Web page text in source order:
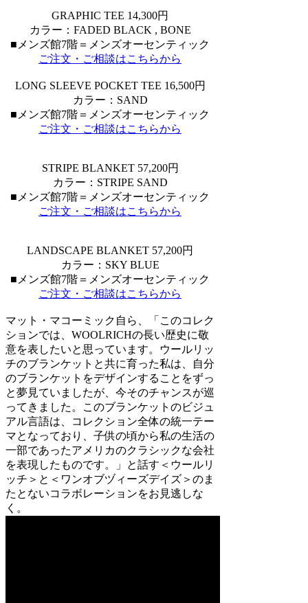
GRAPHIC TEE 14,300円
カラー：FADED BLACK , BONE
■メンズ館7階＝メンズオーセンティック
ご注文・ご相談はこちらから
LONG SLEEVE POCKET TEE 16,500円
カラー：SAND
■メンズ館7階＝メンズオーセンティック
ご注文・ご相談はこちらから
STRIPE BLANKET 57,200円
カラー：STRIPE SAND
■メンズ館7階＝メンズオーセンティック
ご注文・ご相談はこちらから
LANDSCAPE BLANKET 57,200円
カラー：SKY BLUE
■メンズ館7階＝メンズオーセンティック
ご注文・ご相談はこちらから
マット・マコーミック自ら、「このコレク
ションでは、WOOLRICHの長い歴史に敬
意を表したいと思っています。ウールリッ
チのブランケットと共に育った私は、自分
のブランケットをデザインすることをずっ
と夢見ていましたが、今そのチャンスが巡
ってきました。このブランケットのビジュ
アル言語は、コレクション全体の統一テー
マとなっており、子供の頃から私の生活の
一部であったアメリカのクラシックな会社
を表現したものです。」と話す＜ウールリ
ッチ＞と＜ワンオブヅィーズデイズ＞のま
たとないコラボレーションをお見逃しな
く。